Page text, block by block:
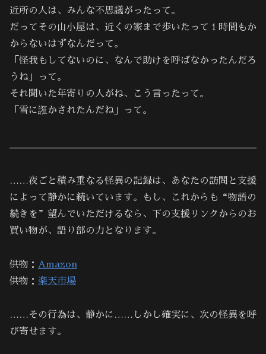
近所の人は、みんな不思議がったって。
だってその山小屋は、近くの家まで歩いたって１時間もか
からないはずなんだって。
「怪我もしてないのに、なんで助けを呼ばなかったんだろ
うね」って。
それ聞いた年寄りの人がね、こう言ったって。
「雪に誑かされたんだね」って。
……夜ごと積み重なる怪異の記録は、あなたの訪問と支援
によって静かに続いています。もし、これからも“物語の
続きを”望んでいただけるなら、下の支援リンクからのお
買い物が、語り部の力となります。
供物： Amazon
供物： 楽天市場
……その行為は、静かに……しかし確実に、次の怪異を呼
び寄せます。